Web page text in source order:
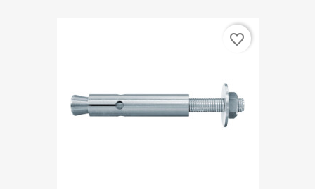
favorite_border